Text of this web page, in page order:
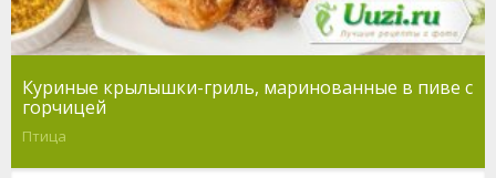
Куриные крылышки-гриль, маринованные в пиве с
горчицей
Птица